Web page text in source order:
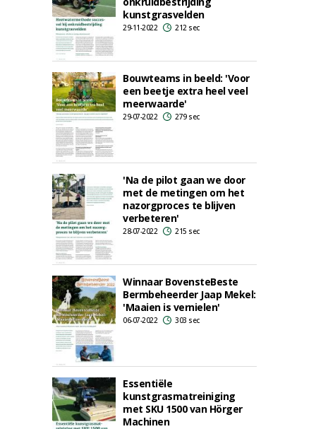
kunstgrasvelden
29-11-2022 212 sec
Bouwteams in beeld: 'Voor
een beetje extra heel veel
meerwaarde'
29-07-2022 279 sec
'Na de pilot gaan we door
met de metingen om het
nazorgproces te blijven
verbeteren'
28-07-2022 215 sec
Winnaar BovensteBeste
Bermbeheerder Jaap Mekel:
'Maaien is vernielen'
06-07-2022 303 sec
Essentiële
kunstgrasmatreiniging
met SKU 1500 van Hörger
Machinen